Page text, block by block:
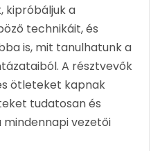
a
technikáit, és
is, mit tanulhatunk a
A résztvevők
ötleteket kapnak
tudatosan és
vezetői